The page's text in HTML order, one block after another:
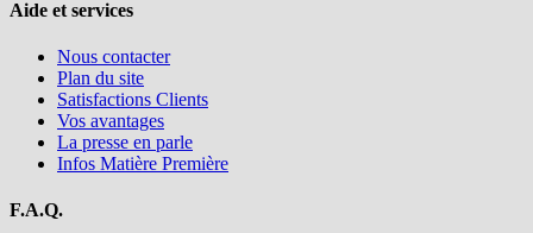
Aide et services
Nous contacter
Plan du site
Satisfactions Clients
Vos avantages
La presse en parle
Infos Matière Première
F.A.Q.